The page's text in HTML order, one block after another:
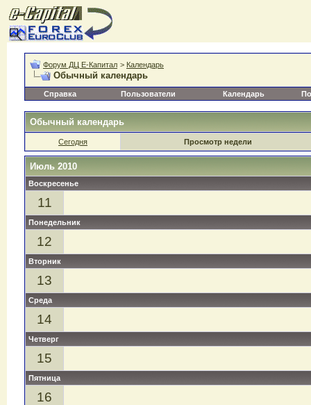
Форум ДЦ Е-Капитал > Календарь
Обычный календарь
Справка Пользователи Календарь
Обычный календарь
Сегодня Просмотр недели
Июль 2010
Воскресенье
11
Понедельник
12
Вторник
13
Среда
14
Четверг
15
Пятница
16